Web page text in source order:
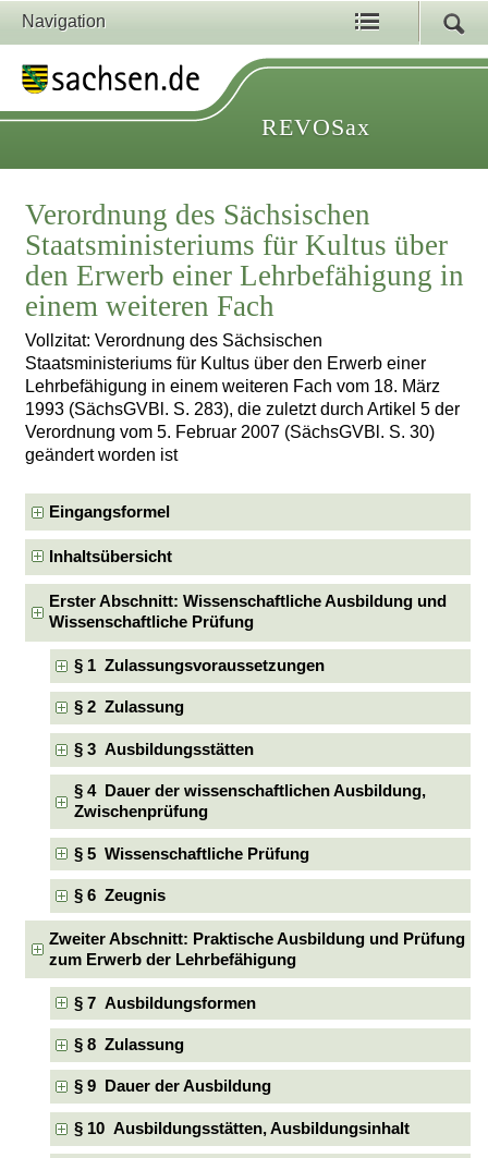
Navigation
REVOSax
Verordnung des Sächsischen
Staatsministeriums für Kultus über
den Erwerb einer Lehrbefähigung in
einem weiteren Fach
Vollzitat: Verordnung des Sächsischen
Staatsministeriums für Kultus über den Erwerb einer
Lehrbefähigung in einem weiteren Fach vom 18. März
1993 (SächsGVBl. S. 283), die zuletzt durch Artikel 5 der
Verordnung vom 5. Februar 2007 (SächsGVBl. S. 30)
geändert worden ist
Eingangsformel
Inhaltsübersicht
Erster Abschnitt: Wissenschaftliche Ausbildung und
Wissenschaftliche Prüfung
§ 1 Zulassungsvoraussetzungen
§ 2 Zulassung
§ 3 Ausbildungsstätten
§ 4 Dauer der wissenschaftlichen Ausbildung,
Zwischenprüfung
§ 5 Wissenschaftliche Prüfung
§ 6 Zeugnis
Zweiter Abschnitt: Praktische Ausbildung und Prüfung
zum Erwerb der Lehrbefähigung
§ 7 Ausbildungsformen
§ 8 Zulassung
§ 9 Dauer der Ausbildung
§ 10 Ausbildungsstätten, Ausbildungsinhalt